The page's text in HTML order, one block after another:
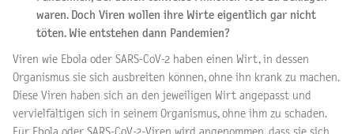
waren. Doch Viren wollen ihre Wirte eigentlich gar nicht
töten. Wie entstehen dann Pandemien?
Viren wie Ebola oder SARS-CoV-2 haben einen Wirt, in dessen
Organismus sie sich ausbreiten können, ohne ihn krank zu machen.
Diese Viren haben sich an den jeweiligen Wirt angepasst und
vervielfältigen sich in seinem Organismus, ohne ihm zu schaden.